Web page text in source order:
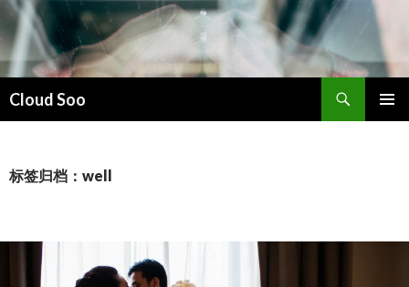
Cloud Soo
索
文
标签归档：well